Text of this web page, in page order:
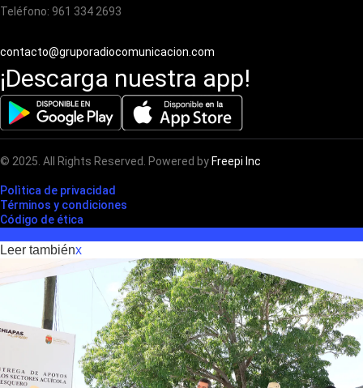
Teléfono: 961 334 2693
contacto@gruporadiocomunicacion.com
¡Descarga nuestra app!
© 2025. All Rights Reserved. Powered by Freepi Inc
Polìtica de privacidad
Términos y condiciones
Código de ética
Leer tambiénx